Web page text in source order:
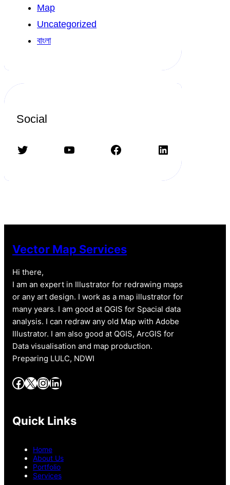
Map
Uncategorized
বাংলা
Social
Twitter YouTube Facebook LinkedIn
Vector Map Services
Hi there,
I am an expert in Illustrator for redrawing maps
or any art design. I work as a map illustrator for
many years. I am good at QGIS for Spacial data
analysis. I can redraw any old Map with Adobe
Illustrator. I am also good at QGIS, ArcGIS for
Data visualisation and map production.
Preparing LULC, NDWI
Facebook X InstagramLinkedIn
Quick Links
Home
About Us
Portfolio
Services